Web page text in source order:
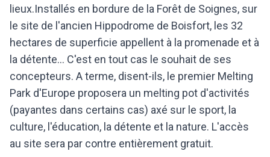
lieux.Installés en bordure de la Forêt de Soignes, sur
le site de l'ancien Hippodrome de Boisfort, les 32
hectares de superficie appellent à la promenade et à
la détente... C'est en tout cas le souhait de ses
concepteurs. A terme, disent-ils, le premier Melting
Park d'Europe proposera un melting pot d'activités
(payantes dans certains cas) axé sur le sport, la
culture, l'éducation, la détente et la nature. L'accès
au site sera par contre entièrement gratuit.